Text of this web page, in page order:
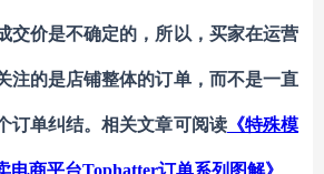
交价是不确定的，所以，买家在运营
注的是店铺整体的订单，而不是一直
订单纠结。相关文章可阅读《特殊模
电商平台Tophatter订单系列图解》